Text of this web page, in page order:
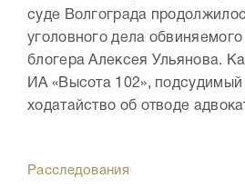
суде Волгограда
уголовного дела
блогера Алексея Ульянова.
ИА «Высота 102», подсудимый
ходатайство об отводе
Расследования